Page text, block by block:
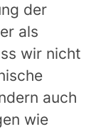
der
als
wir nicht
auch
wie